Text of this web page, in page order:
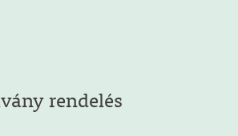
rendelés